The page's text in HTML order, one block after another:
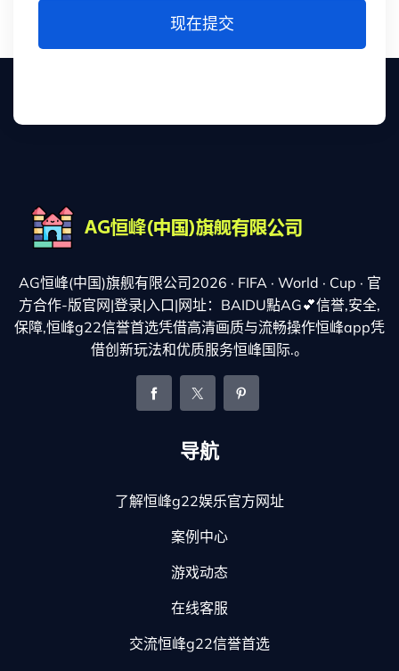
现在提交
AG恒峰(中国)旗舰有限公司2026 · FIFA · World · Cup · 官
方合作-版官网|登录|入口|网址：BAIDU點AG💕信誉,安全,
保障,恒峰g22信誉首选凭借高清画质与流畅操作恒峰app凭
借创新玩法和优质服务恒峰国际.。
导航
了解恒峰g22娱乐官方网址
案例中心
游戏动态
在线客服
交流恒峰g22信誉首选